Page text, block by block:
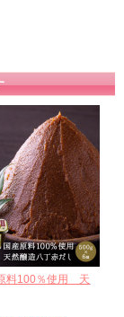
料100％使用 天